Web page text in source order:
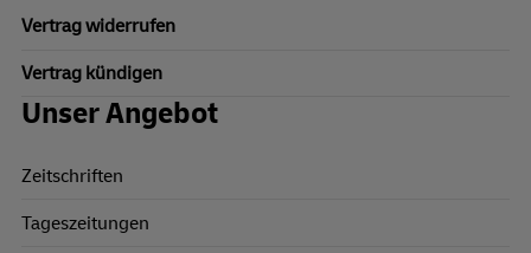
Vertrag widerrufen
Vertrag kündigen
Unser Angebot
Zeitschriften
Tageszeitungen